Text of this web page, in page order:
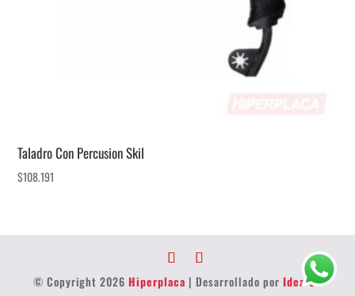
Taladro Con Percusion Skil
$108.191
© Copyright 2026 Hiperplaca | Desarrollado por Idea 32